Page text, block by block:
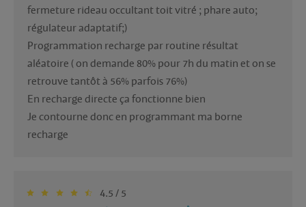
fermeture rideau occultant toit vitré ; phare auto;
régulateur adaptatif;)
Programmation recharge par routine résultat
aléatoire ( on demande 80% pour 7h du matin et on se
retrouve tantôt à 56% parfois 76%)
En recharge directe ça fonctionne bien
Je contourne donc en programmant ma borne
4.5 / 5